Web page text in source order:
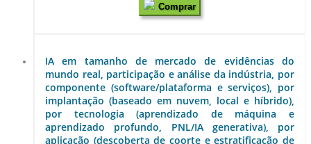
Comprar
IA em tamanho de mercado de evidências do
mundo real, participação e análise da indústria, por
componente (software/plataforma e serviços), por
implantação (baseado em nuvem, local e híbrido),
por tecnologia (aprendizado de máquina e
aprendizado profundo, PNL/IA generativa), por
aplicação (descoberta de coorte e estratificação de